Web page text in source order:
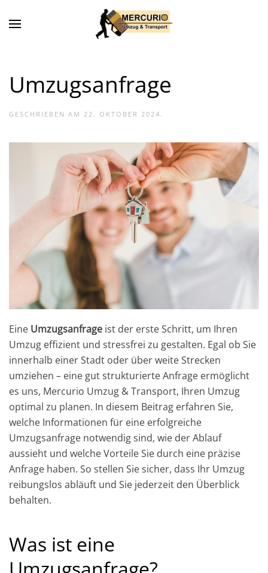
Umzugsanfrage
GESCHRIEBEN AM 22. OKTOBER 2024 .
Eine Umzugsanfrage ist der erste Schritt, um Ihren
Umzug effizient und stressfrei zu gestalten. Egal ob Sie
innerhalb einer Stadt oder über weite Strecken
umziehen – eine gut strukturierte Anfrage ermöglicht
es uns, Mercurio Umzug & Transport, Ihren Umzug
optimal zu planen. In diesem Beitrag erfahren Sie,
welche Informationen für eine erfolgreiche
Umzugsanfrage notwendig sind, wie der Ablauf
aussieht und welche Vorteile Sie durch eine präzise
Anfrage haben. So stellen Sie sicher, dass Ihr Umzug
reibungslos abläuft und Sie jederzeit den Überblick
behalten.
Was ist eine